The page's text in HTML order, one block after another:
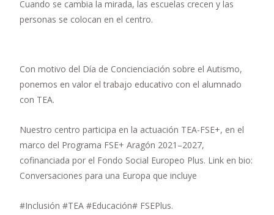
Cuando se cambia la mirada, las escuelas crecen y las
personas se colocan en el centro.
Con motivo del Día de Concienciación sobre el Autismo,
ponemos en valor el trabajo educativo con el alumnado
con TEA.
Nuestro centro participa en la actuación TEA-FSE+, en el
marco del Programa FSE+ Aragón 2021–2027,
cofinanciada por el Fondo Social Europeo Plus. Link en bio:
Conversaciones para una Europa que incluye
#Inclusión #TEA #Educación# FSEPlus.